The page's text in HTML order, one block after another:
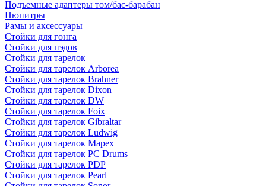
Подъемные адаптеры том/бас-барабан
Пюпитры
Рамы и аксессуары
Стойки для гонга
Стойки для пэдов
Стойки для тарелок
Стойки для тарелок Arborea
Стойки для тарелок Brahner
Стойки для тарелок Dixon
Стойки для тарелок DW
Стойки для тарелок Foix
Стойки для тарелок Gibraltar
Стойки для тарелок Ludwig
Стойки для тарелок Mapex
Стойки для тарелок PC Drums
Стойки для тарелок PDP
Стойки для тарелок Pearl